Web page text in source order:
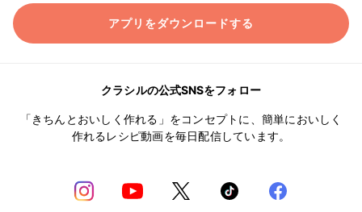
アプリをダウンロードする
クラシルの公式SNSをフォロー
「きちんとおいしく作れる」をコンセプトに、簡単においしく
作れるレシピ動画を毎日配信しています。